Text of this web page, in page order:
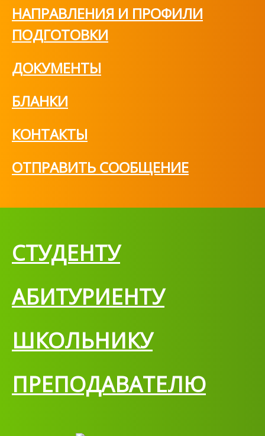
НАПРАВЛЕНИЯ И ПРОФИЛИ
ПОДГОТОВКИ
ДОКУМЕНТЫ
БЛАНКИ
КОНТАКТЫ
ОТПРАВИТЬ СООБЩЕНИЕ
СТУДЕНТУ
АБИТУРИЕНТУ
ШКОЛЬНИКУ
ПРЕПОДАВАТЕЛЮ